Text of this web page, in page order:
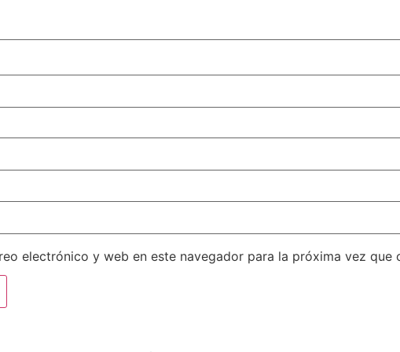
electrónico y web en este navegador para la próxima vez que